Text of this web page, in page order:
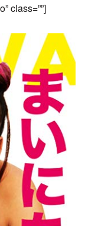
class=””]